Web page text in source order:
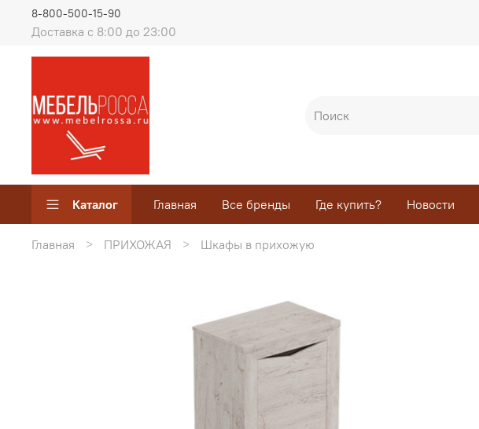
Доставка с 8:00 до 23:00
8-800-500-15-90
Каталог Главная Все бренды Где купить? Новости
Главная ПРИХОЖАЯ Шкафы в прихожую